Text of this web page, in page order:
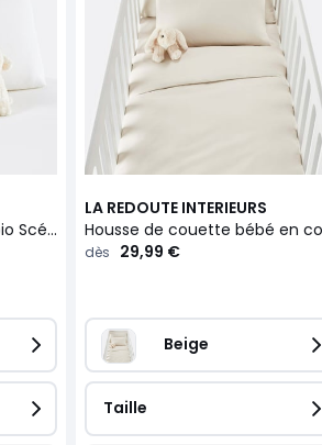
Taie oreiller bébé coton bio Scénario
LA REDOUTE INTERIEURS
dès 29,99 €
Beige
Taille